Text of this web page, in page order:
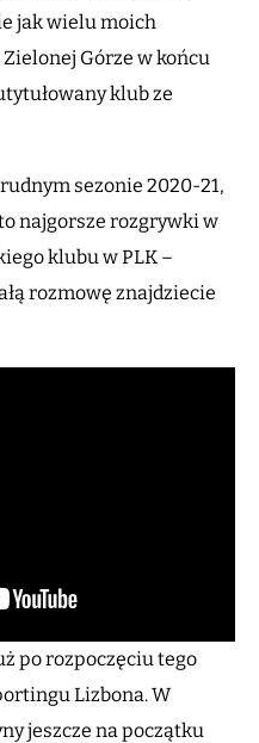
jak wielu moich
Górze w końcu
klub ze
sezonie 2020-21,
najgorsze rozgrywki w
klubu w PLK –
rozmowę znajdziecie
po rozpoczęciu tego
Lizbona. W
jeszcze na początku